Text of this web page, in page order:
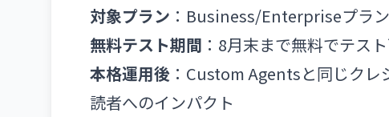
対象プラン ：Business/Enterpriseプラ
無料テスト期間 ：8月末まで無料でテス
本格運用後 ：Custom Agentsと同じク
読者へのインパクト